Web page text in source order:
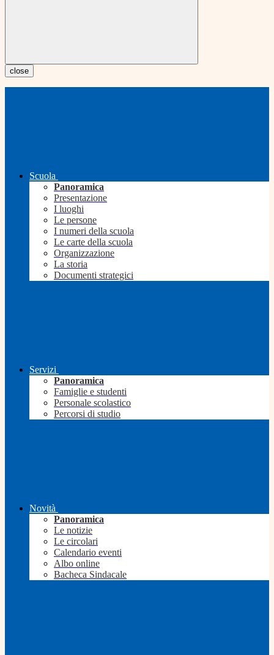
close
Scuola
Panoramica
Presentazione
I luoghi
Le persone
I numeri della scuola
Le carte della scuola
Organizzazione
La storia
Documenti strategici
Servizi
Panoramica
Famiglie e studenti
Personale scolastico
Percorsi di studio
Novità
Panoramica
Le notizie
Le circolari
Calendario eventi
Albo online
Bacheca Sindacale